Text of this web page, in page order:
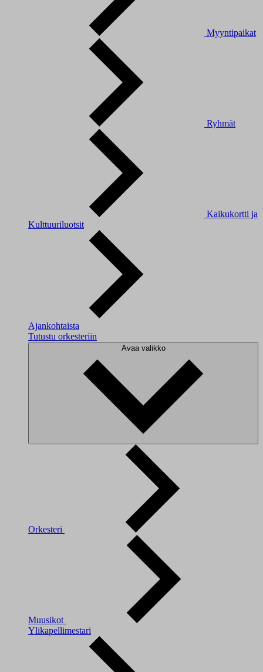
Myyntipaikat
Ryhmät
Kaikukortti ja
Kulttuuriluotsit
Ajankohtaista
Tutustu orkesteriin
Avaa valikko
Orkesteri
Muusikot
Ylikapellimestari